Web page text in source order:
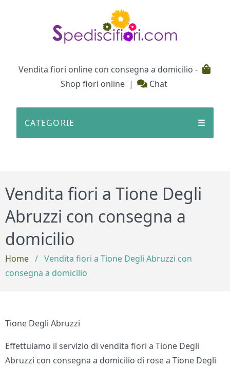
Vendita fiori online con consegna a domicilio -
Shop fiori online | Chat
CATEGORIE ☰
Vendita fiori a Tione Degli
Abruzzi con consegna a
domicilio
Home / Vendita fiori a Tione Degli Abruzzi con
consegna a domicilio
Tione Degli Abruzzi
Effettuiamo il servizio di vendita fiori a Tione Degli
Abruzzi con consegna a domicilio di rose a Tione Degli